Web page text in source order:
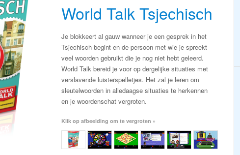
World Talk Tsjechisch
Je blokkeert al gauw wanneer je een gesprek in het
Tsjechisch begint en de persoon met wie je spreekt
veel woorden gebruikt die je nog niet hebt geleerd.
World Talk bereid je voor op dergelijke situaties met
verslavende luisterspelletjes. Het zal je leren om
sleutelwoorden in alledaagse situaties te herkennen
en je woordenschat vergroten.
Klik op afbeelding om te vergroten »